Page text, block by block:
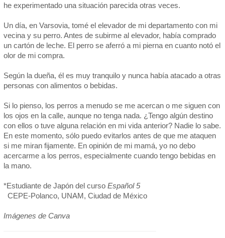
he experimentado una situación parecida otras veces.
Un día, en Varsovia, tomé el elevador de mi departamento con mi
vecina y su perro. Antes de subirme al elevador, había comprado
un cartón de leche. El perro se aferró a mi pierna en cuanto notó el
olor de mi compra.
Según la dueña, él es muy tranquilo y nunca había atacado a otras
personas con alimentos o bebidas.
Si lo pienso, los perros a menudo se me acercan o me siguen con
los ojos en la calle, aunque no tenga nada. ¿Tengo algún destino
con ellos o tuve alguna relación en mi vida anterior? Nadie lo sabe.
En este momento, sólo puedo evitarlos antes de que me ataquen
si me miran fijamente. En opinión de mi mamá, yo no debo
acercarme a los perros, especialmente cuando tengo bebidas en
la mano.
*Estudiante de Japón del curso Español 5
CEPE-Polanco, UNAM, Ciudad de México
Imágenes de Canva